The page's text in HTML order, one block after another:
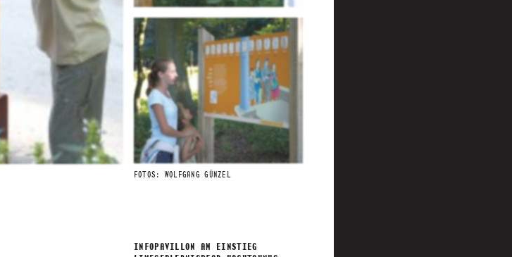
FOTOS: WOLFGANG GÜNZEL
INFOPAVILLON AM EINSTIEG